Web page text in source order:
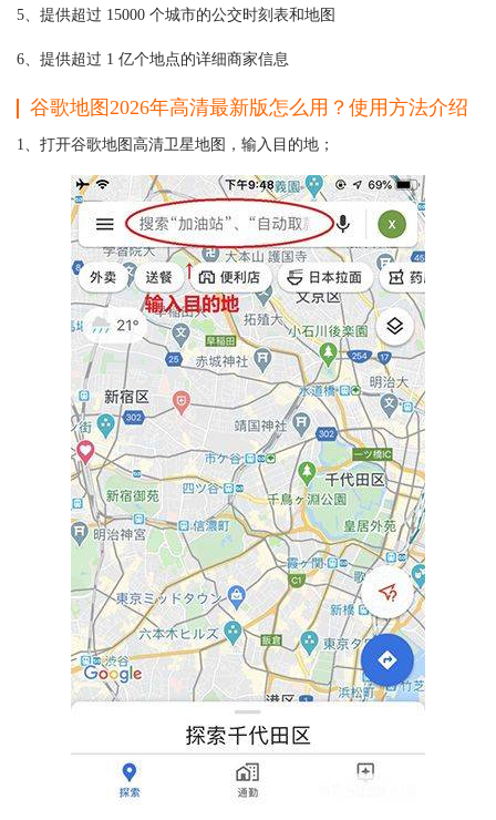
5、提供超过 15000 个城市的公交时刻表和地图
6、提供超过 1 亿个地点的详细商家信息
谷歌地图2026年高清最新版怎么用？使用方法介绍
1、打开谷歌地图高清卫星地图，输入目的地；